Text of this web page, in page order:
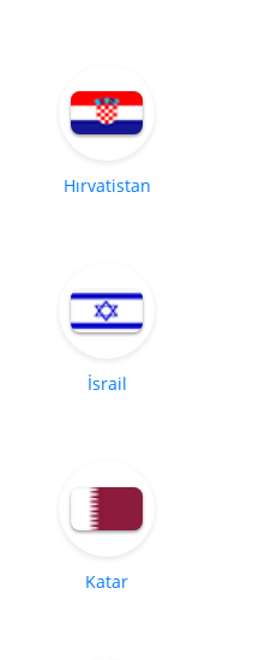
Hırvatistan
İsrail
Katar